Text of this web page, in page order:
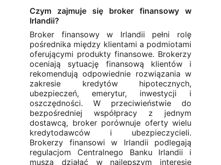
Czym zajmuje się broker finansowy w
Irlandii?
Broker finansowy w Irlandii pełni rolę
pośrednika między klientami a podmiotami
oferującymi produkty finansowe. Brokerzy
oceniają sytuację finansową klientów i
rekomendują odpowiednie rozwiązania w
zakresie kredytów hipotecznych,
ubezpieczeń, emerytur, inwestycji i
oszczędności. W przeciwieństwie do
bezpośredniej współpracy z jednym
dostawcą, broker porównuje oferty wielu
kredytodawców i ubezpieczycieli.
Brokerzy finansowi w Irlandii podlegają
regulacjom Centralnego Banku Irlandii i
muszą działać w najlepszym interesie